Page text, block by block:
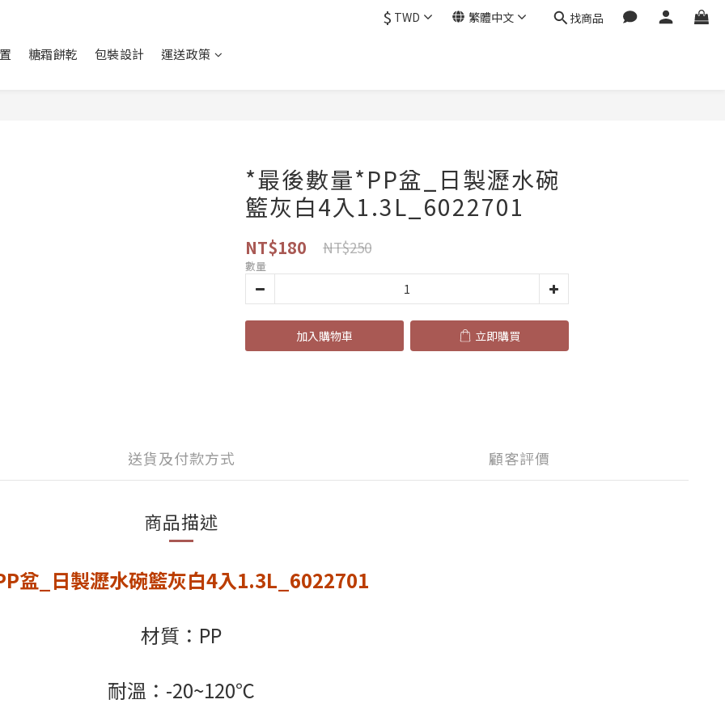
$ TWD 繁體中文 找商品
糖霜餅乾 包裝設計 運送政策
*最後數量*PP盆_日製瀝水碗
籃灰白4入1.3L_6022701
NT$180 NT$250
數量
加入購物車 立即購買
送貨及付款方式 顧客評價
商品描述
盆_日製瀝水碗籃灰白4入1.3L_6022701
材質：PP
耐溫：-20~120℃